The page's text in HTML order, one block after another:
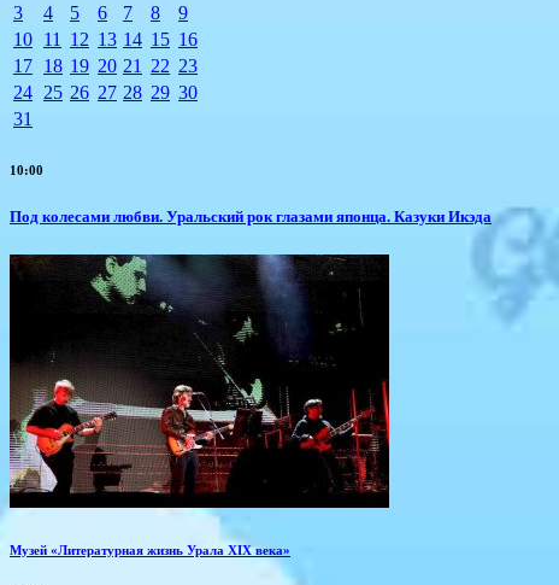
3
4 5 6 7 8
9
10 11 12 13 14 15 16
17 18 19 20 21 22 23
24 25 26 27 28 29 30
31
10:00
Под колесами любви. Уральский рок глазами японца. Казуки Икэда
Музей «Литературная жизнь Урала XIX века»